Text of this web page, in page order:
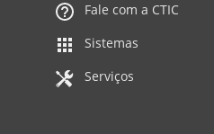
Fale com a CTIC
Sistemas
Serviços